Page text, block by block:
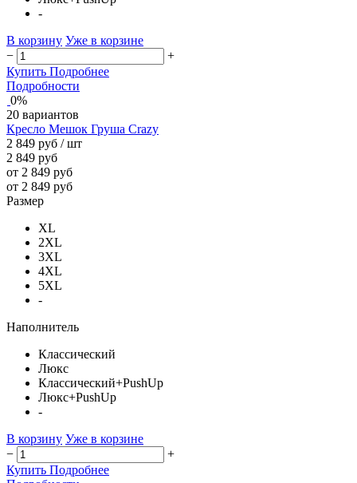
-
В корзину Уже в корзине
−
+
Купить Подробнее
Подробности
0%
20 вариантов
Кресло Мешок Груша Crazy
2 849 руб / шт
2 849 руб
от 2 849 руб
от 2 849 руб
Размер
XL
2XL
3XL
4XL
5XL
-
Наполнитель
Классический
Люкс
Классический+PushUp
Люкс+PushUp
-
В корзину Уже в корзине
−
+
Купить Подробнее